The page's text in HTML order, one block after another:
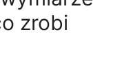
zrobi